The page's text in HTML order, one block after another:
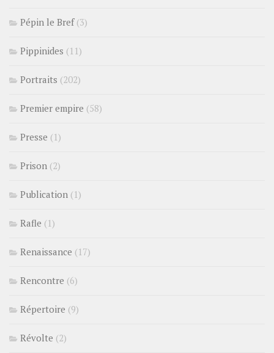
Pépin le Bref(3)
Pippinides (11)
Portraits (202)
Premier empire (58)
Presse (1)
Prison (2)
Publication (1)
Rafle (1)
Renaissance (17)
Rencontre (6)
Répertoire (9)
Révolte (2)